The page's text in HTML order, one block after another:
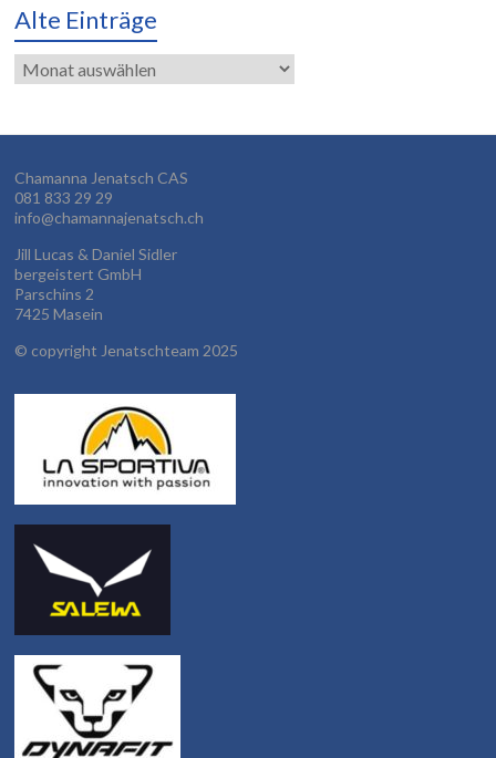
Alte Einträge
Alte
Einträge
Chamanna Jenatsch CAS
081 833 29 29
info@chamannajenatsch.ch
Jill Lucas & Daniel Sidler
bergeistert GmbH
Parschins 2
7425 Masein
© copyright Jenatschteam 2025